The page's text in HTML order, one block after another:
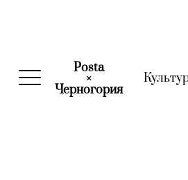
Posta
×
Черногория(current)